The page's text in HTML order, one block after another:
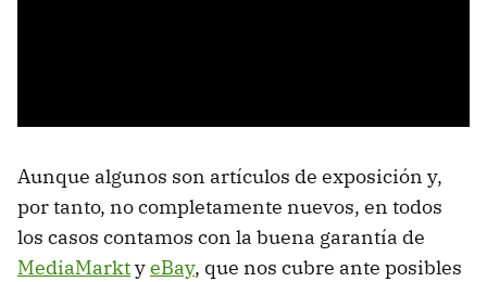
Aunque algunos son artículos de exposición y,
por tanto, no completamente nuevos, en todos
los casos contamos con la buena garantía de
MediaMarktyeBay, que nos cubre ante posibles